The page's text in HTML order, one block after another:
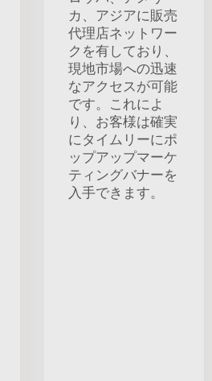
カ、アジアに販売
代理店ネットワー
クを有しており、
現地市場への迅速
なアクセスが可能
です。これによ
り、お客様は確実
にタイムリーにポ
ップアップマーケ
ティングバナーを
入手できます。